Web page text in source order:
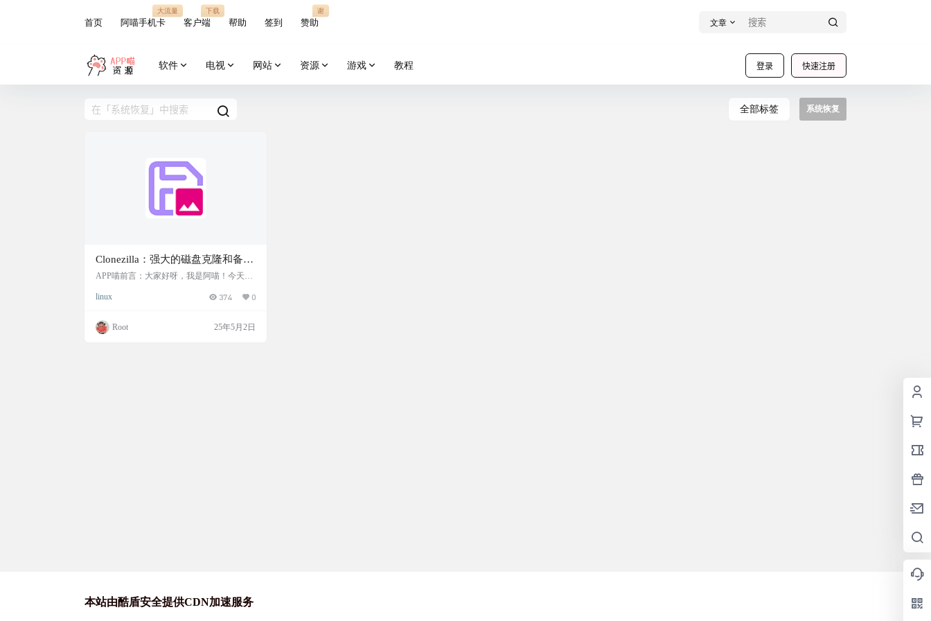
首页 阿喵手机卡
大流量
客户端
下载
帮助 签到 赞助
谢
文章
登录 快速注册
软件 电视 网站 资源 游戏 教程
全部标签 系统恢复
Clonezilla：强大的磁盘克隆和备份
工具，支持多种文件系统
APP喵前言：大家好呀，我是阿喵！今天要
具 ——Clonezilla。这款工具真的是太实用
Clonezilla 都能轻松搞定。它支持多种文件系
统，像 ext2、ext3、ext4、xfs、ntfs、fat32、
linux 374 0
Root 25年5月2日
本站由酷盾安全提供CDN加速服务